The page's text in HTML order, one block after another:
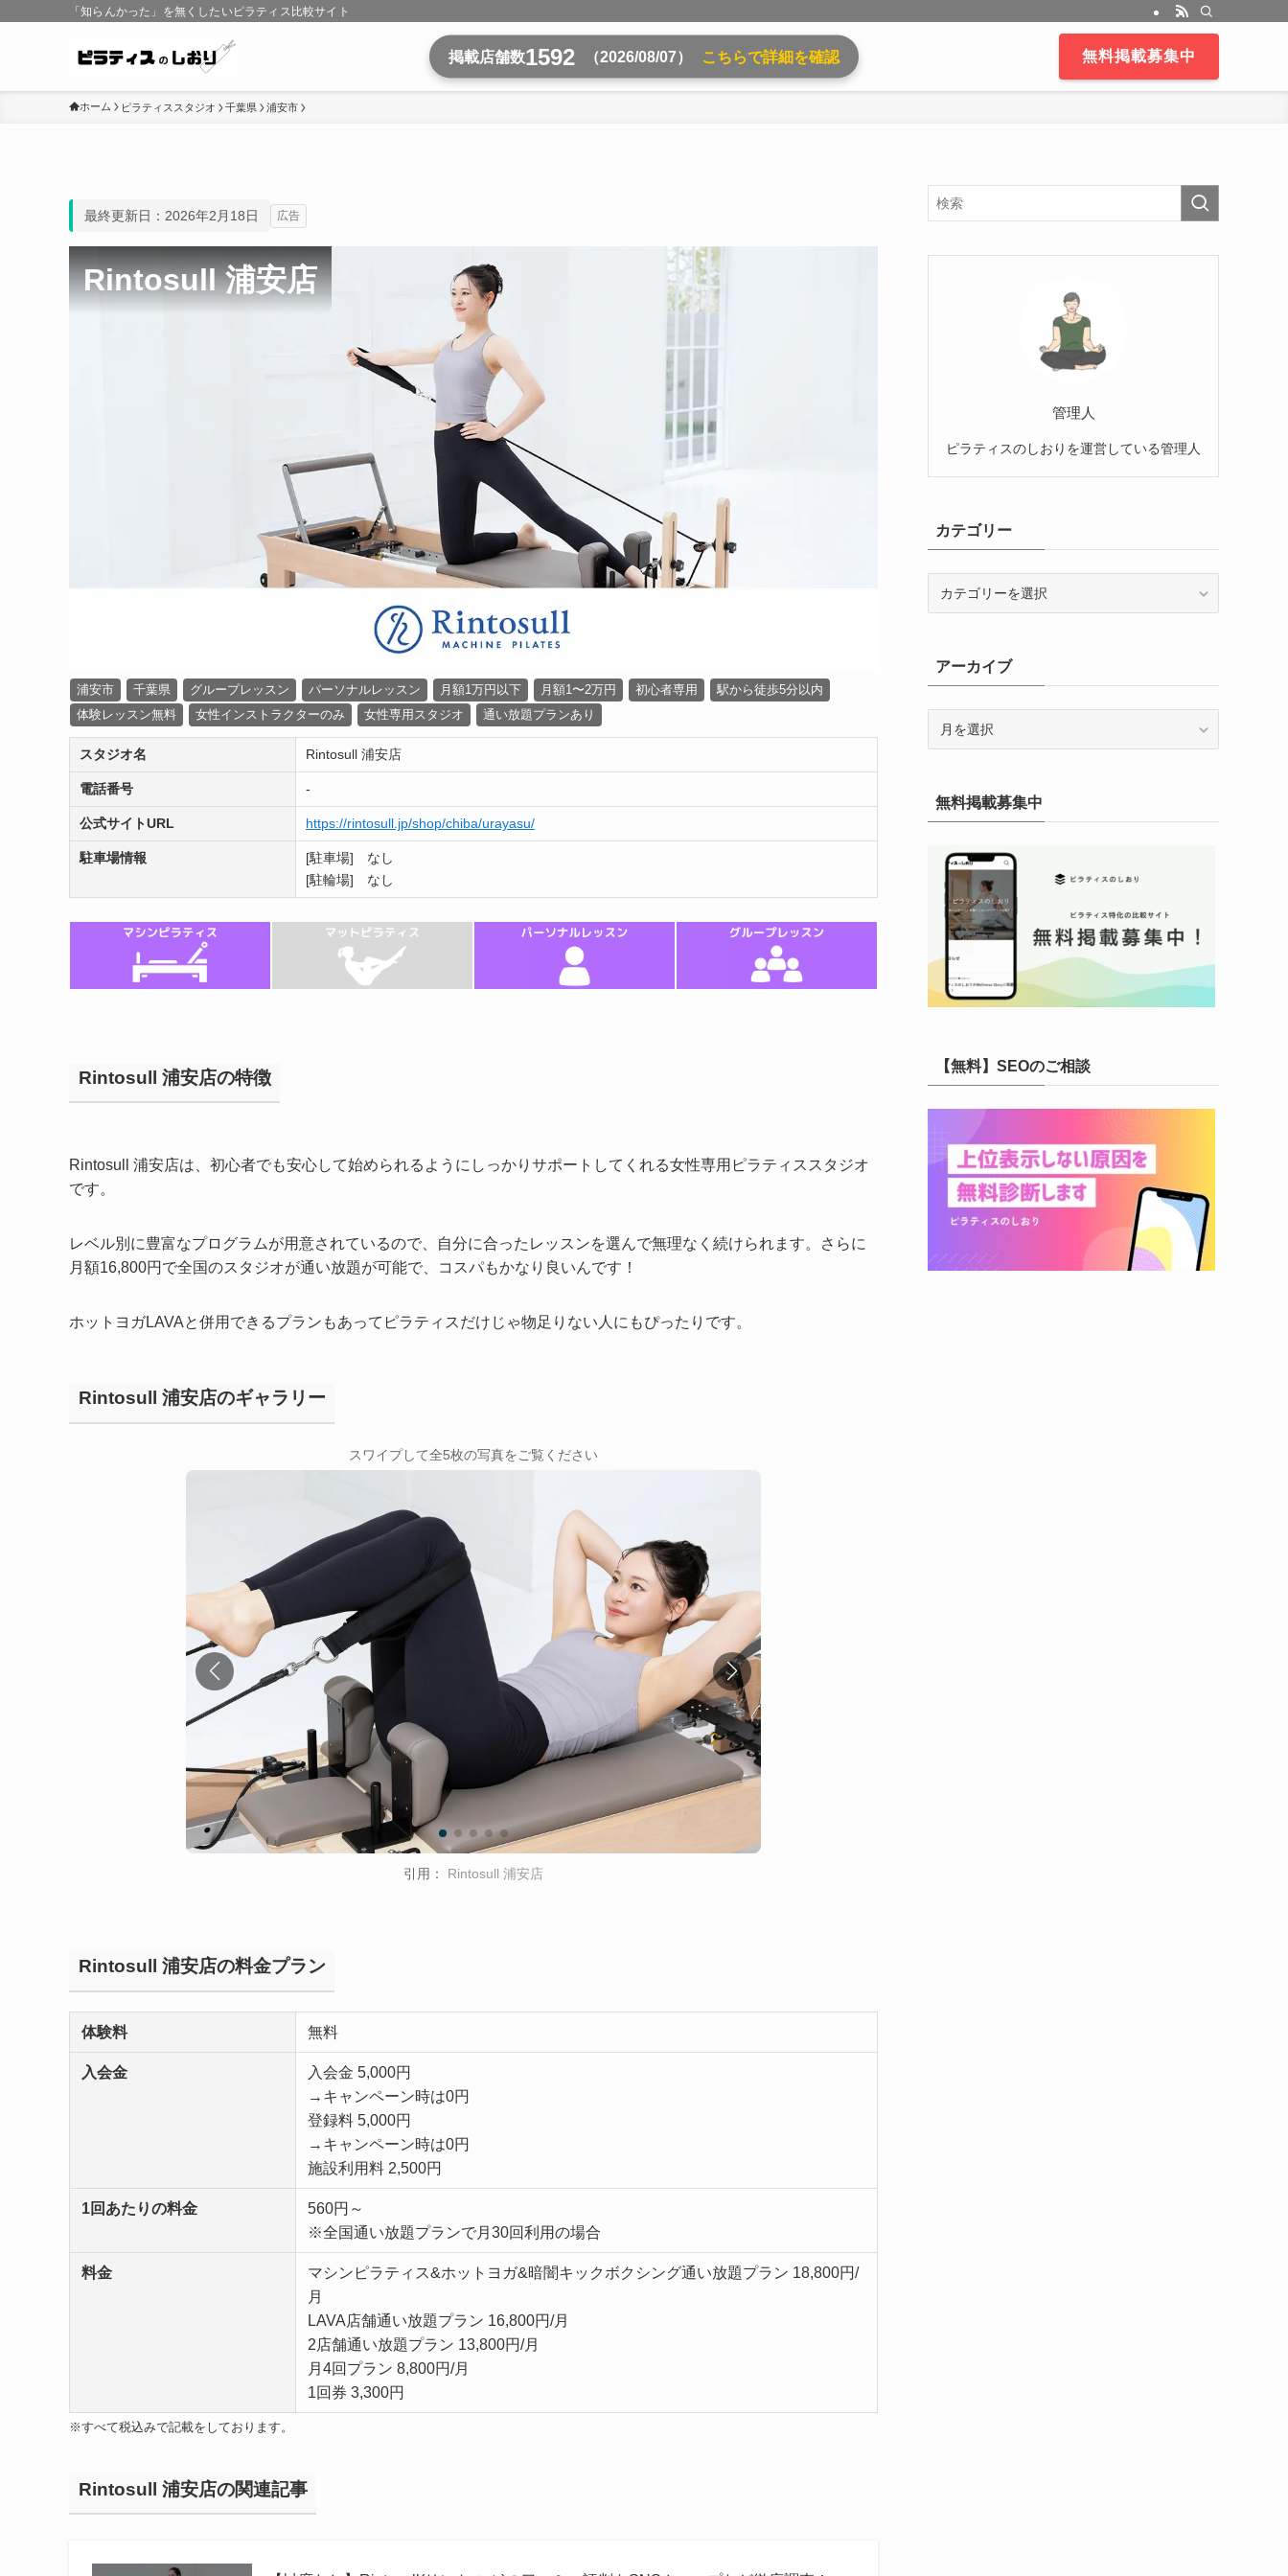
「知らんかった」を無くしたいピラティス比較サイト
無料掲載募集中
掲載店舗数1592 （2026/08/07） こちらで詳細を確認
ホーム ピラティススタジオ 千葉県 浦安市
最終更新日：2026年2月18日 広告
Rintosull 浦安店
浦安市 千葉県 グループレッスン パーソナルレッスン 月額1万円以下 月額1〜2万円 初心者専用
駅から徒歩5分以内
体験レッスン無料
女性インストラクターのみ 女性専用スタジオ 通い放題プランあり
スタジオ名 Rintosull 浦安店
電話番号 -
公式サイトURL https://rintosull.jp/shop/chiba/urayasu/
駐車場情報
[駐車場] なし
[駐輪場] なし
Rintosull 浦安店の特徴
Rintosull 浦安店は、初心者でも安心して始められるようにしっかりサポートしてくれる女性専用ピラティススタジオ
です。
レベル別に豊富なプログラムが用意されているので、自分に合ったレッスンを選んで無理なく続けられます。さらに
月額16,800円で全国のスタジオが通い放題が可能で、コスパもかなり良いんです！
ホットヨガLAVAと併用できるプランもあってピラティスだけじゃ物足りない人にもぴったりです。
Rintosull 浦安店のギャラリー
スワイプして全5枚の写真をご覧ください
引用： Rintosull 浦安店
Rintosull 浦安店の料金プラン
体験料 無料
入会金
入会金 5,000円
→キャンペーン時は0円
登録料 5,000円
→キャンペーン時は0円
施設利用料 2,500円
1回あたりの料金
560円～
※全国通い放題プランで月30回利用の場合
料金
マシンピラティス&ホットヨガ&暗闇キックボクシング通い放題プラン 18,800円/
月
LAVA店舗通い放題プラン 16,800円/月
2店舗通い放題プラン 13,800円/月
月4回プラン 8,800円/月
1回券 3,300円
※すべて税込みで記載をしております。
Rintosull 浦安店の関連記事
管理人
ピラティスのしおりを運営している管理人
カテゴリー
ーアーカイブ
ブ無料掲載募集中
【無料】SEOのご相談